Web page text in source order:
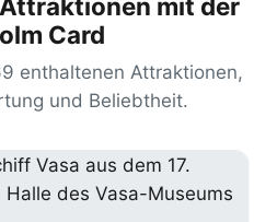
mit der
Card
enthaltenen Attraktionen,
und Beliebtheit.